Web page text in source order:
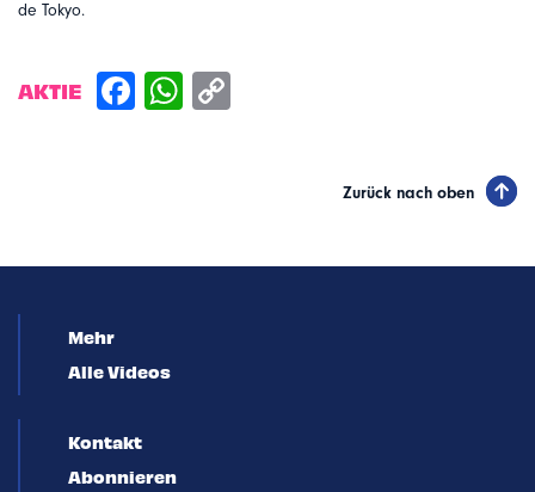
de Tokyo.
AKTIE
Zurück nach oben
Mehr
Alle Videos
Kontakt
Abonnieren